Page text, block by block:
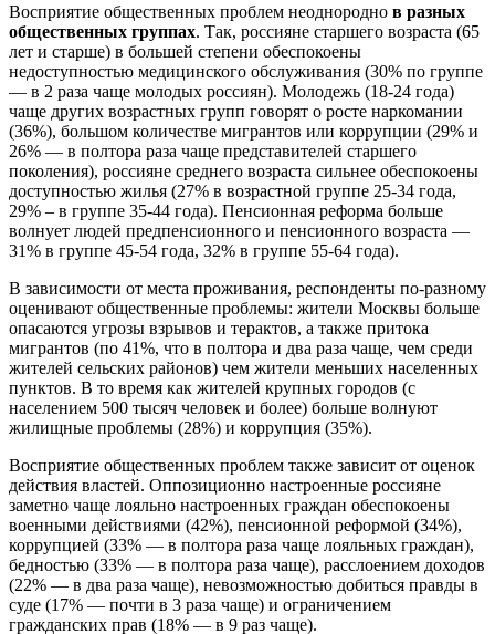
Восприятие общественных проблем неоднородно в разных
общественных группах. Так, россияне старшего возраста (65
лет и старше) в большей степени обеспокоены
недоступностью медицинского обслуживания (30% по группе
— в 2 раза чаще молодых россиян). Молодежь (18-24 года)
чаще других возрастных групп говорят о росте наркомании
(36%), большом количестве мигрантов или коррупции (29% и
26% — в полтора раза чаще представителей старшего
поколения), россияне среднего возраста сильнее обеспокоены
доступностью жилья (27% в возрастной группе 25-34 года,
29% – в группе 35-44 года). Пенсионная реформа больше
волнует людей предпенсионного и пенсионного возраста —
31% в группе 45-54 года, 32% в группе 55-64 года).
В зависимости от места проживания, респонденты по-разному
оценивают общественные проблемы: жители Москвы больше
опасаются угрозы взрывов и терактов, а также притока
мигрантов (по 41%, что в полтора и два раза чаще, чем среди
жителей сельских районов) чем жители меньших населенных
пунктов. В то время как жителей крупных городов (с
населением 500 тысяч человек и более) больше волнуют
жилищные проблемы (28%) и коррупция (35%).
Восприятие общественных проблем также зависит от оценок
действия властей. Оппозиционно настроенные россияне
заметно чаще лояльно настроенных граждан обеспокоены
военными действиями (42%), пенсионной реформой (34%),
коррупцией (33% — в полтора раза чаще лояльных граждан),
бедностью (33% — в полтора раза чаще), расслоением доходов
(22% — в два раза чаще), невозможностью добиться правды в
суде (17% — почти в 3 раза чаще) и ограничением
гражданских прав (18% — в 9 раз чаще).